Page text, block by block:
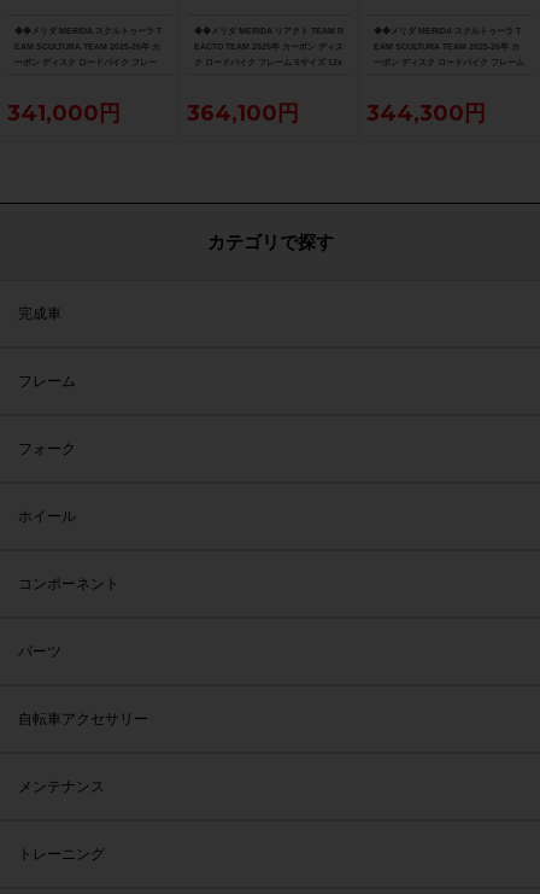
◆◆メリダ MERIDA スクルトゥーラ T
EAM SCULTURA TEAM 2025-26年 カ
ーボン ディスク ロードバイク フレー
341,000円
◆◆メリダ MERIDA リアクト TEAM R
EACTO TEAM 2025年 カーボン ディス
ク ロードバイク フレーム Sサイズ 12x
364,100円
◆◆メリダ MERIDA スクルトゥーラ T
EAM SCULTURA TEAM 2025-26年 カ
ーボン ディスク ロードバイク フレーム
344,300円
カテゴリで探す
完成車
フレーム
フォーク
ホイール
コンポーネント
パーツ
自転車アクセサリー
メンテナンス
トレーニング